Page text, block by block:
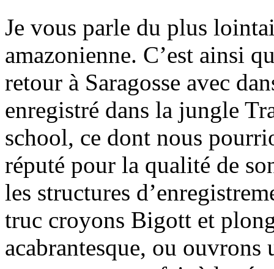
Je vous parle du plus
amazonienne. C’est ainsi
retour à Saragosse avec
enregistré dans la jungle
school, ce dont nous
réputé pour la qualité de
les structures
truc croyons Bigott et
acabrantesque, ou